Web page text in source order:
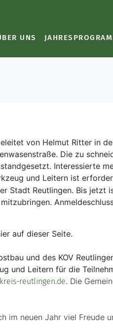
UNS
von Helmut Ritter in
Die zu
Interessierte
und Leitern ist
Stadt Reutlingen. Bis jetzt
auf dieser Seite.
und des KOV
und Leitern für die
reutlingen.de. Die
im neuen Jahr viel Freude